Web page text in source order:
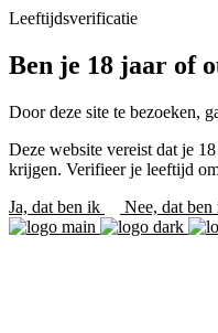
Leeftijdsverificatie
Ben je 18 jaar of
Door deze site te bezoeken,
Deze website vereist dat je
krijgen. Verifieer je leeftijd
Ja, dat ben ik
Nee, dat